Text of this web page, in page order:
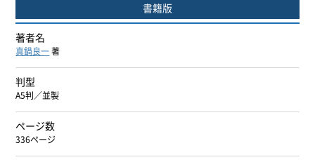
日本語
書籍版
著者名
真鍋良一著
判型
A5判／並製
ページ数
336ページ